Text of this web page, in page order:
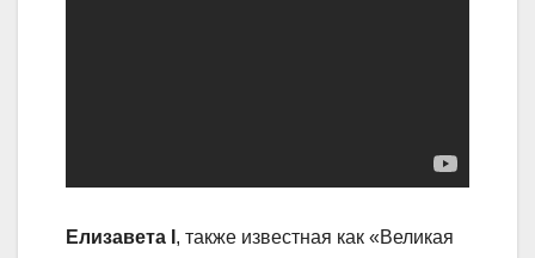
Елизавета I , также известная как «Великая